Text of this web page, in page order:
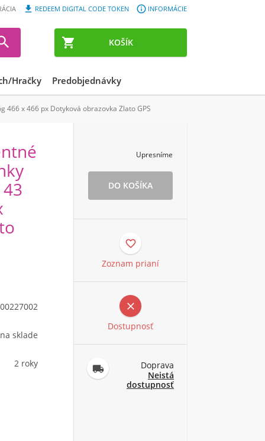
 KOŠÍK
 INFORMÁCIE
 REDEEM DIGITAL CODE TOKEN
Hračky Predobjednávky
x 466 px Dotyková obrazovka Zlato GPS
sklade
2 roky
Upresníme

Zoznam prianí

Dostupnosť

Doprava
Neistá
dostupnosť